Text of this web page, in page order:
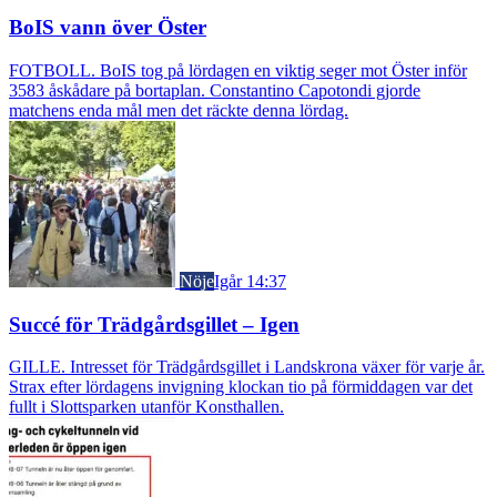
BoIS vann över Öster
FOTBOLL. BoIS tog på lördagen en viktig seger mot Öster inför
3583 åskådare på bortaplan. Constantino Capotondi gjorde
matchens enda mål men det räckte denna lördag.
NöjeIgår 14:37
Succé för Trädgårdsgillet – Igen
GILLE. Intresset för Trädgårdsgillet i Landskrona växer för varje år.
Strax efter lördagens invigning klockan tio på förmiddagen var det
fullt i Slottsparken utanför Konsthallen.